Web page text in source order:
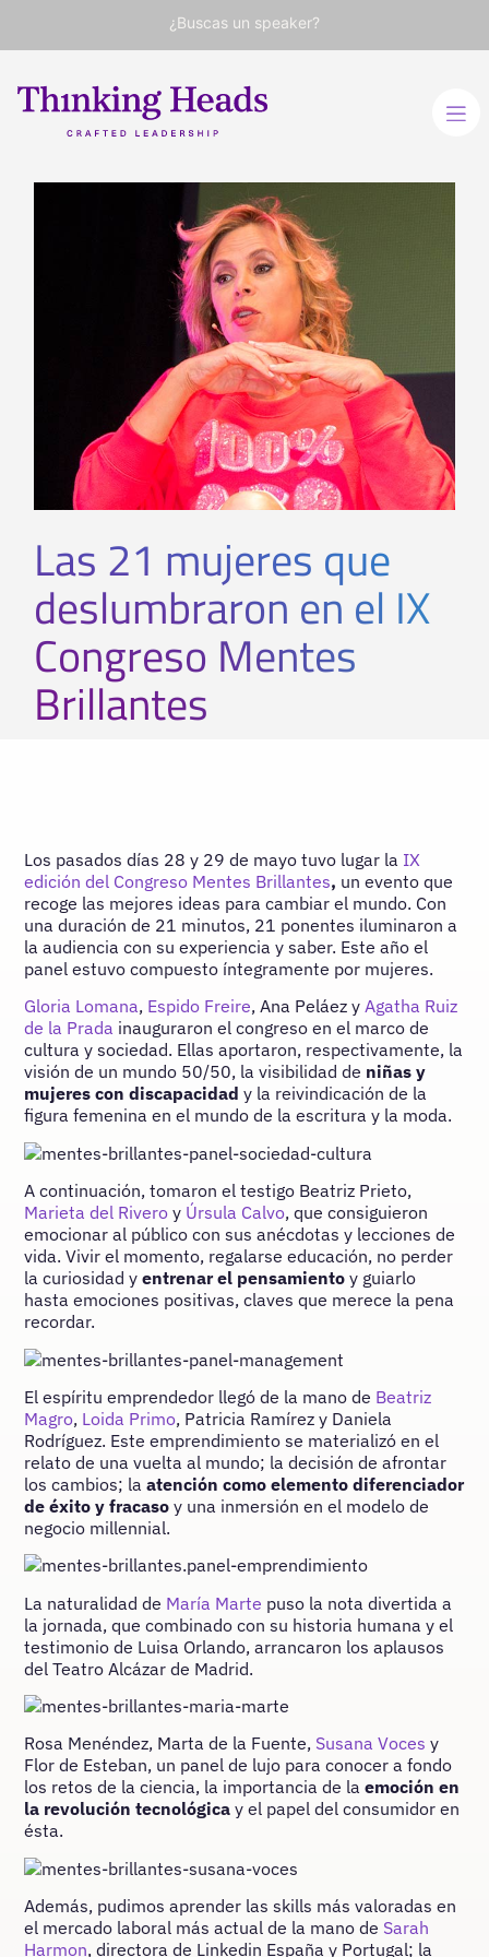
¿Buscas un speaker?
Las 21 mujeres que
deslumbraron en el IX
Congreso Mentes
Brillantes
Los pasados días 28 y 29 de mayo tuvo lugar la IX
edición del Congreso Mentes Brillantes, un evento que
recoge las mejores ideas para cambiar el mundo. Con
una duración de 21 minutos, 21 ponentes iluminaron a
la audiencia con su experiencia y saber. Este año el
panel estuvo compuesto íntegramente por mujeres.
Gloria Lomana, Espido Freire, Ana Peláez yAgatha Ruiz
de la Prada inauguraron el congreso en el marco de
cultura y sociedad. Ellas aportaron, respectivamente, la
visión de un mundo 50/50, la visibilidad de niñas y
mujeres con discapacidad y la reivindicación de la
figura femenina en el mundo de la escritura y la moda.
A continuación, tomaron el testigo Beatriz Prieto,
Marieta del Rivero y Úrsula Calvo, que consiguieron
emocionar al público con sus anécdotas y lecciones de
vida. Vivir el momento, regalarse educación, no perder
la curiosidad yentrenar el pensamiento y guiarlo
hasta emociones positivas, claves que merece la pena
recordar.
El espíritu emprendedor llegó de la mano de Beatriz
Magro, Loida Primo, Patricia Ramírez y Daniela
Rodríguez. Este emprendimiento se materializó en el
relato de una vuelta al mundo; la decisión de afrontar
los cambios; laatención como elemento diferenciador
de éxito y fracaso y una inmersión en el modelo de
negocio millennial.
La naturalidad de María Marte puso la nota divertida a
la jornada, que combinado con su historia humana y el
testimonio de Luisa Orlando, arrancaron los aplausos
del Teatro Alcázar de Madrid.
Rosa Menéndez, Marta de la Fuente, Susana Voces y
Flor de Esteban, un panel de lujo para conocer a fondo
los retos de la ciencia, la importancia de laemoción en
la revolución tecnológica y el papel del consumidor en
ésta.
Además, pudimos aprender las skills más valoradas en
el mercado laboral más actual de la mano de Sarah
Harmon, directora de Linkedin España y Portugal; la